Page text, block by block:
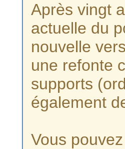
Après vingt
actuelle du
nouvelle
une refonte
supports
également
Vous